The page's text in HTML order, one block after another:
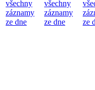
všechny
záznamy
ze dne
všechny
záznamy
ze dne
ze